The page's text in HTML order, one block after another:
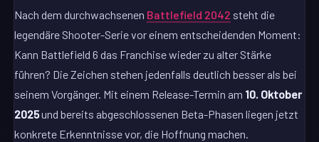
Nach dem durchwachsenen Battlefield 2042 steht die
legendäre Shooter-Serie vor einem entscheidenden Moment:
Kann Battlefield 6 das Franchise wieder zu alter Stärke
führen? Die Zeichen stehen jedenfalls deutlich besser als bei
seinem Vorgänger. Mit einem Release-Termin am 10. Oktober
2025und bereits abgeschlossenen Beta-Phasen liegen jetzt
konkrete Erkenntnisse vor, die Hoffnung machen.